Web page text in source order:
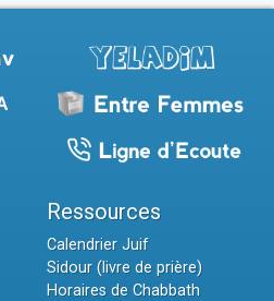
Ressources
Calendrier Juif
Sidour (livre de prière)
Horaires de Chabbath